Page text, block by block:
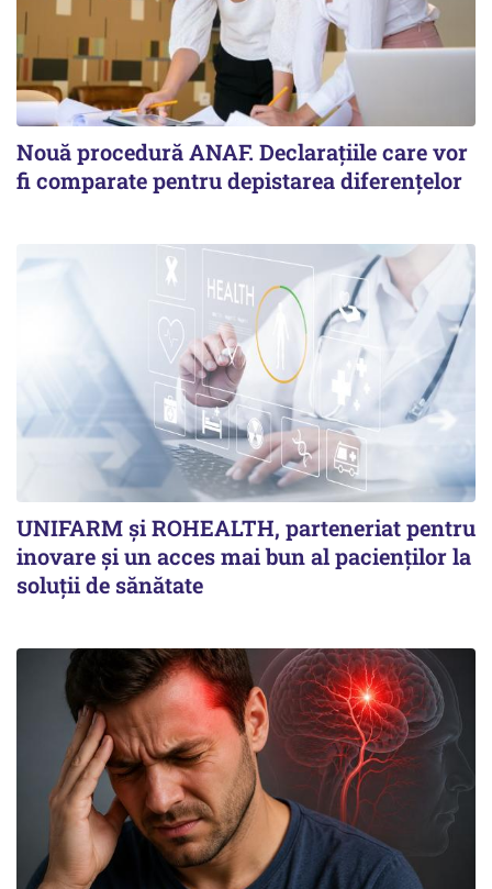
Nouă procedură ANAF. Declarațiile care vor
fi comparate pentru depistarea diferențelor
UNIFARM și ROHEALTH, parteneriat pentru
inovare și un acces mai bun al pacienților la
soluții de sănătate